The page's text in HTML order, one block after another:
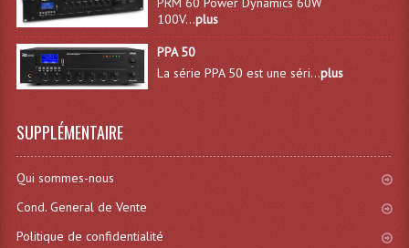
Lecteurs Cd À Plats
Lecteurs Cd À Plats Lecteur MP3
Lecteurs Double Cd Mixage Intégrée
Lecteurs Lasers Simple Et Mp3 (rack 19")
Digital Package Et Logiciel
100V...plus
PPA 50
La série PPA 50 est une séri...plus
SUPPLÉMENTAIRE
Qui sommes-nous
Cond. General de Vente
Politique de confidentialité